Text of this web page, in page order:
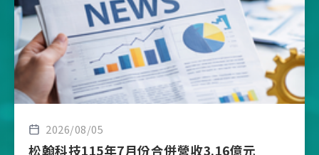
2026/08/05
松翰科技115年7月份合併營收3.16億元